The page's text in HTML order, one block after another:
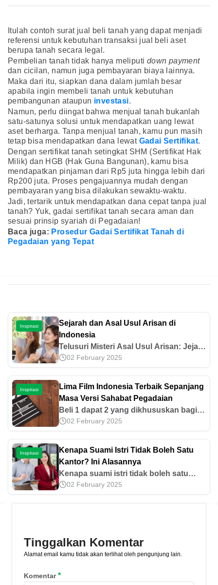
Itulah contoh surat jual beli tanah yang dapat menjadi
referensi untuk kebutuhan transaksi jual beli aset
berupa tanah secara legal.
Pembelian tanah tidak hanya meliputi down payment
dan cicilan, namun juga pembayaran biaya lainnya.
Maka dari itu, siapkan dana dalam jumlah besar
apabila ingin membeli tanah untuk kebutuhan
pembangunan ataupun investasi.
Namun, perlu diingat bahwa menjual tanah bukanlah
satu-satunya solusi untuk mendapatkan uang lewat
aset berharga. Tanpa menjual tanah, kamu pun masih
tetap bisa mendapatkan dana lewat Gadai Sertifikat.
Dengan sertifikat tanah setingkat SHM (Sertifikat Hak
Milik) dan HGB (Hak Guna Bangunan), kamu bisa
mendapatkan pinjaman dari Rp5 juta hingga lebih dari
Rp200 juta. Proses pengajuannya mudah dengan
pembayaran yang bisa dilakukan sewaktu-waktu.
Jadi, tertarik untuk mendapatkan dana cepat tanpa jual
tanah? Yuk, gadai sertifikat tanah secara aman dan
sesuai prinsip syariah di Pegadaian!
Baca juga: Prosedur Gadai Sertifikat Tanah di
Pegadaian yang Tepat
Inspirasi
Sejarah dan Asal Usul Arisan di
Indonesia
Telusuri Misteri Asal Usul Arisan: Jejak
dari Tiongkok ke Indonesia. Temukan
Bagaimana Tradisi Kuno Ini Terbentuk
& Mempengaruhi Budaya Kita!
02 February 2025
Inspirasi
Lima Film Indonesia Terbaik Sepanjang
Masa Versi Sahabat Pegadaian
Beli 1 dapat 2 yang dikhususkan bagi
Sahabat yang membeli tiket bioskop
Cinema XXI dengan menggunakan
Kartu Emas. Temukan berbagai promo
HUT BRI 127 lainnya disini.
02 February 2025
Inspirasi
Kenapa Suami Istri Tidak Boleh Satu
Kantor? Ini Alasannya
Kenapa suami istri tidak boleh satu
kantor? Karena berkaitan dengan
profesionalitas dan menghindari konflik
02 February 2025
Tinggalkan Komentar
Alamat email kamu tidak akan terlihat oleh pengunjung lain.
Komentar*